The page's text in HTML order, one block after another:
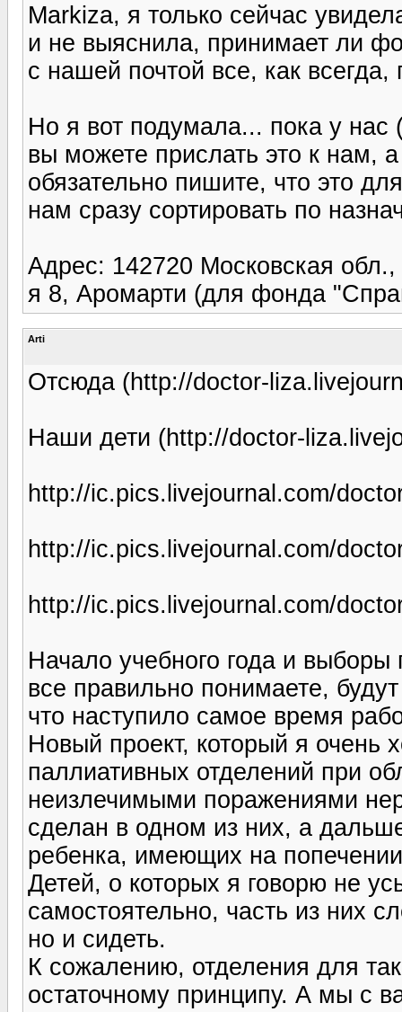
Markiza, я только сейчас
и не выяснила, принимает ли
с нашей почтой все, как всегда,
Но я вот подумала... пока у
вы можете прислать это к нам,
обязательно пишите, что это
нам сразу сортировать по
Адрес: 142720 Московская
я 8, Аромарти (для фонда
Arti
Отсюда (http://doctor-
Наши дети (http://doctor-
http://ic.pics.livejournal.com/
http://ic.pics.livejournal.com/
http://ic.pics.livejournal.com/
Начало учебного года и
все правильно понимаете,
что наступило самое время
Новый проект, который я очень
паллиативных отделений при
неизлечимыми поражениями
сделан в одном из них, а
ребенка, имеющих на попечении
Детей, о которых я говорю не
самостоятельно, часть из них
но и сидеть.
К сожалению, отделения для
остаточному принципу. А мы с